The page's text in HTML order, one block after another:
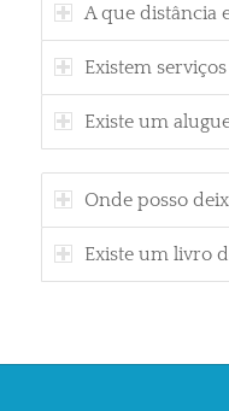
A que distância
Existem
Existe um
Onde posso
Existe um livro